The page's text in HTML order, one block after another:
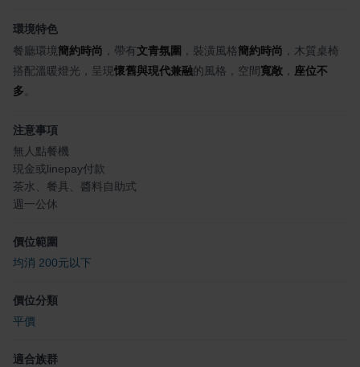
環境特色
餐廳環境簡約時尚 ，帶有文青氛圍 ，裝潢風格簡約時尚 ，木質桌椅
搭配溫暖燈光，呈現懷舊與現代兼融的風格，空間寬敞 ， 座位不
多
注意事項
無人點餐機
現金或linepay付款
茶水、餐具、醬料自助式
週一公休
價位範圍
均消 200元以下
價位分類
平價
適合族群